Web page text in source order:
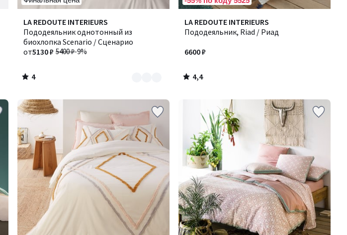
LA REDOUTE INTERIEURS
Пододеяльник однотонный из
биохлопка Scenario / Сценарио
5400 ₽-9%
от5130 ₽
4
/
5
Количество
цветов:
2
4
/
LA REDOUTE INTERIEURS
Пододеяльник, Riad / Риад
6600 ₽
4,4
/ 5
4,4
/